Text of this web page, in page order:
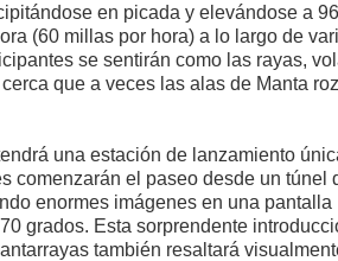
en picada y elevándose a 96
(60 millas por hora) a lo largo de
se sentirán como las rayas,
que a veces las alas de Manta
una estación de lanzamiento
comenzarán el paseo desde un túnel
enormes imágenes en una pantalla
grados. Esta sorprendente
también resaltará